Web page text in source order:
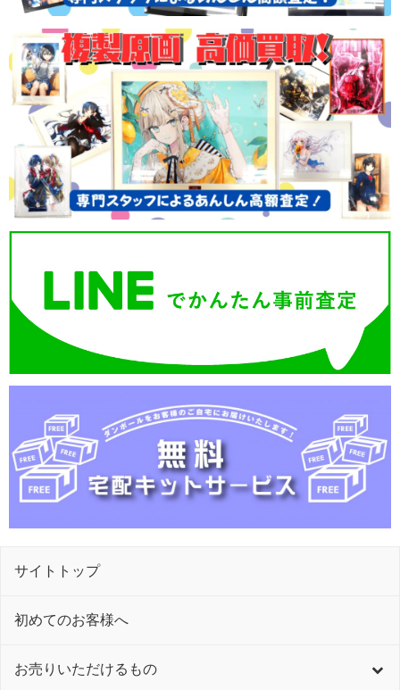
サイトトップ
初めてのお客様へ
お売りいただけるもの